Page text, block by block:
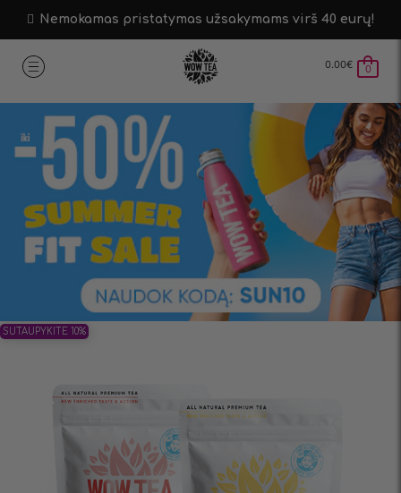
Nemokamas pristatymas užsakymams virš 40 eurų!
0.00€ 0
SUTAUPYKITE 10%